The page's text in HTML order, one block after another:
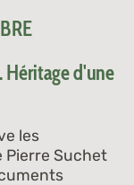
Héritage d'une
les
Pierre Suchet